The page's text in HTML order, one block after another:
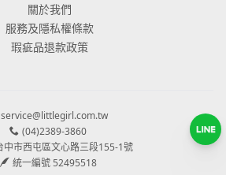
關於我們
服務及隱私權條款
瑕疵品退款政策
service@littlegirl.com.tw
(04)2389-3860
中市西屯區文心路三段155-1號
統一編號 52495518